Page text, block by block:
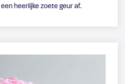
heerlijke zoete geur af.